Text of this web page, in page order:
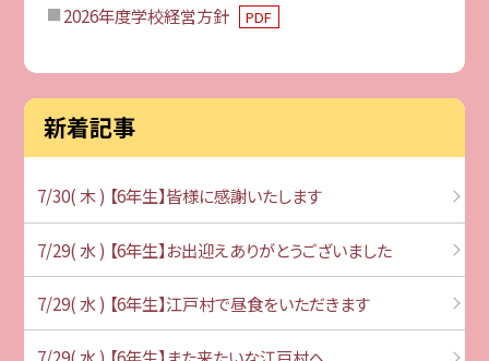
2026年度学校経営方針 PDF
新着記事
7/30( 木 ) 【6年生】皆様に感謝いたします
7/29( 水 ) 【6年生】お出迎えありがとうございました
7/29( 水 ) 【6年生】江戸村で昼食をいただきます